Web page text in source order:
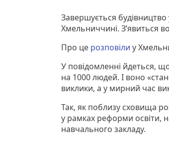
Завершується
Хмель­нич­чи­ні. З’явиться
Про це розповіли у
У повідомленні йдеться,
на 1000 людей. І воно
виклики, а у мирний час
Так, як поблизу сховища
у рамках реформи освіти,
навчального закладу.